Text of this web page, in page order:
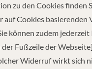
- Amber Cove, Dominican
Island - Port
zu den Cookies finden
auf Cookies basierenden
können zudem
Fußzeile der
Widerruf wirkt sich